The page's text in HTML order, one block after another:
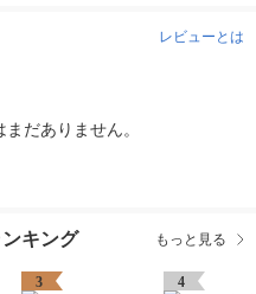
レビューとは
だありません。
キング もっと見る
3 4